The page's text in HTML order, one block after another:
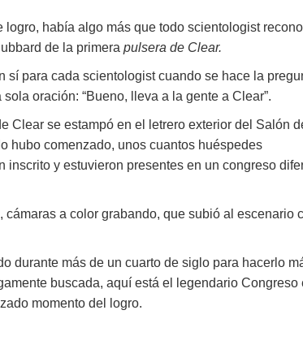
había algo más que todo scientologist
de la primera pulsera de Clear.
sí para cada scientologist cuando se hace la
oración: “Bueno, lleva a la gente a Clear”.
Clear se estampó en el letrero exterior del Salón
hubo comenzado, unos cuantos huéspedes
y estuvieron presentes en un congreso
a color grabando, que subió al escenario
durante más de un cuarto de siglo para hacerlo
buscada, aquí está el legendario Congreso
momento del logro.